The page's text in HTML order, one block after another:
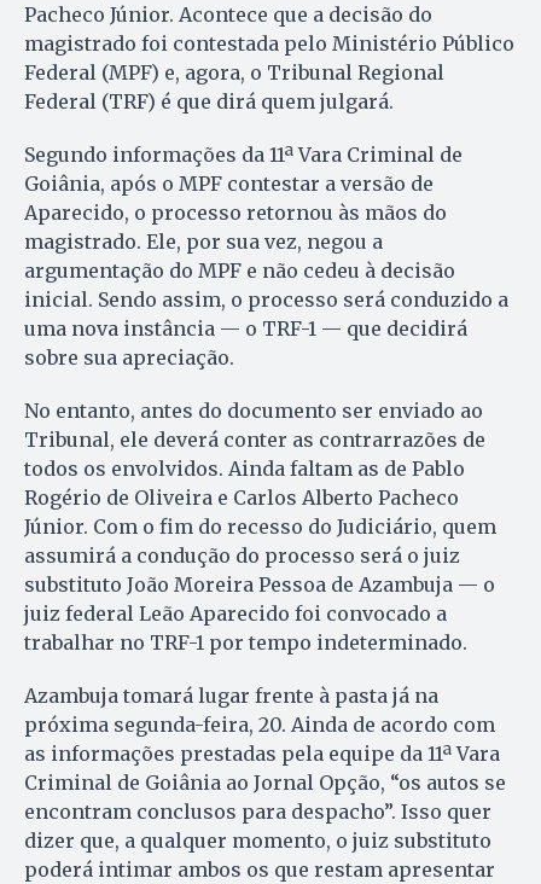
Pacheco Júnior. Acontece que a decisão do
magistrado foi contestada pelo Ministério Público
Federal (MPF) e, agora, o Tribunal Regional
Federal (TRF) é que dirá quem julgará.
Segundo informações da 11ª Vara Criminal de
Goiânia, após o MPF contestar a versão de
Aparecido, o processo retornou às mãos do
magistrado. Ele, por sua vez, negou a
argumentação do MPF e não cedeu à decisão
inicial. Sendo assim, o processo será conduzido a
uma nova instância — o TRF-1 — que decidirá
sobre sua apreciação.
No entanto, antes do documento ser enviado ao
Tribunal, ele deverá conter as contrarrazões de
todos os envolvidos. Ainda faltam as de Pablo
Rogério de Oliveira e Carlos Alberto Pacheco
Júnior. Com o fim do recesso do Judiciário, quem
assumirá a condução do processo será o juiz
substituto João Moreira Pessoa de Azambuja — o
juiz federal Leão Aparecido foi convocado a
trabalhar no TRF-1 por tempo indeterminado.
Azambuja tomará lugar frente à pasta já na
próxima segunda-feira, 20. Ainda de acordo com
as informações prestadas pela equipe da 11ª Vara
Criminal de Goiânia ao Jornal Opção, “os autos se
encontram conclusos para despacho”. Isso quer
dizer que, a qualquer momento, o juiz substituto
poderá intimar ambos os que restam apresentar